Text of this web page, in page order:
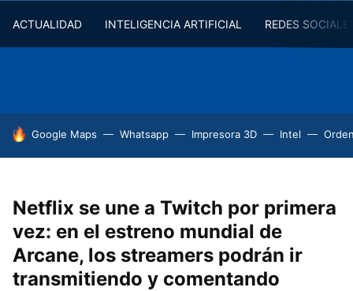
ACTUALIDAD INTELIGENCIA ARTIFICIAL REDES
HOY SE HABLA DE
Google Maps Whatsapp Impresora 3D Intel
Netflix se une a Twitch por primera
vez: en el estreno mundial de
Arcane, los streamers podrán ir
transmitiendo y comentando